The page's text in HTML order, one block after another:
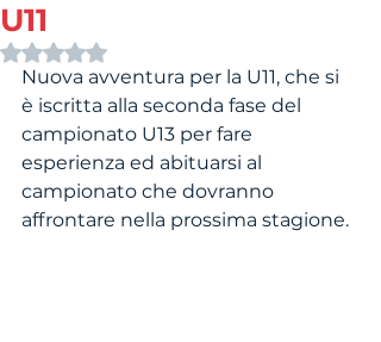
U11
Valutazione NaN stelle su 5.
Nuova avventura per la U11, che si
è iscritta alla seconda fase del
campionato U13 per fare
esperienza ed abituarsi al
campionato che dovranno
affrontare nella prossima stagione.